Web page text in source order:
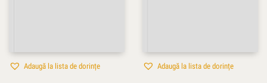
Adaugă la lista de dorințe Adaugă la lista de dorințe